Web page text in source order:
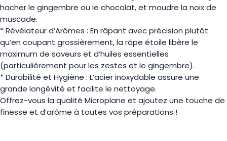
hacher le gingembre ou le chocolat, et moudre la noix de
muscade.
* Révélateur d’Arômes : En râpant avec précision plutôt
qu’en coupant grossièrement, la râpe étoile libère le
maximum de saveurs et d’huiles essentielles
(particulièrement pour les zestes et le gingembre).
* Durabilité et Hygiène : L’acier inoxydable assure une
grande longévité et facilite le nettoyage.
Offrez-vous la qualité Microplane et ajoutez une touche de
finesse et d’arôme à toutes vos préparations !